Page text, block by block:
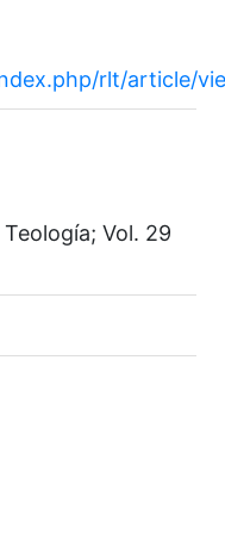
rlt/article/
Vol. 29